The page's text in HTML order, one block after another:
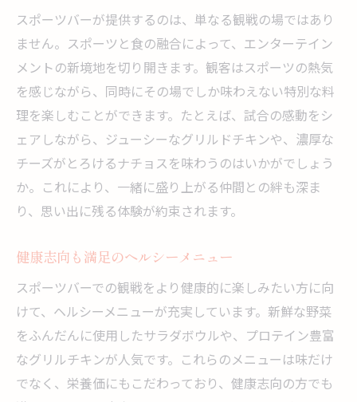
大画面モニターで見る試合の迫力
スポーツバーの新メニューが観戦体験を変え
る！
各国の料理で異文化を体験
試合が盛り上がる特製カクテルの魅力
総合的なエンターテイメント体験の提供
ライブパフォーマンスと食事の融合
スポーツバーの新しい楽しみ方を提案
おいしい料理と参加型観戦が融合するスポーツ
バーの魅力
家族連れでも安心のキッズメニュー
地元食材をふんだんに使った料理
個性豊かなシェフのおすすめメニュー
リーズナブルに楽しめるコストパフォーマ
スポーツバーが提供するのは、単なる観戦の場ではあり
ません。スポーツと食の融合によって、エンターテイン
メントの新境地を切り開きます。観客はスポーツの熱気
を感じながら、同時にその場でしか味わえない特別な料
理を楽しむことができます。たとえば、試合の感動をシ
ェアしながら、ジューシーなグリルドチキンや、濃厚な
チーズがとろけるナチョスを味わうのはいかがでしょう
か。これにより、一緒に盛り上がる仲間との絆も深ま
り、思い出に残る体験が約束されます。
健康志向も満足のヘルシーメニュー
スポーツバーでの観戦をより健康的に楽しみたい方に向
けて、ヘルシーメニューが充実しています。新鮮な野菜
をふんだんに使用したサラダボウルや、プロテイン豊富
なグリルチキンが人気です。これらのメニューは味だけ
でなく、栄養価にもこだわっており、健康志向の方でも